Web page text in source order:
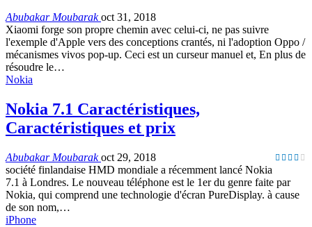
Abubakar Moubarakoct 31, 2018
Xiaomi forge son propre chemin avec celui-ci, ne pas suivre
l'exemple d'Apple vers des conceptions crantés, ni l'adoption Oppo /
mécanismes vivos pop-up. Ceci est un curseur manuel et, En plus de
résoudre le…
Nokia
Nokia 7.1 Caractéristiques,
Caractéristiques et prix
Abubakar Moubarakoct 29, 2018
société finlandaise HMD mondiale a récemment lancé Nokia
7.1 à Londres. Le nouveau téléphone est le 1er du genre faite par
Nokia, qui comprend une technologie d'écran PureDisplay. à cause
de son nom,…
iPhone